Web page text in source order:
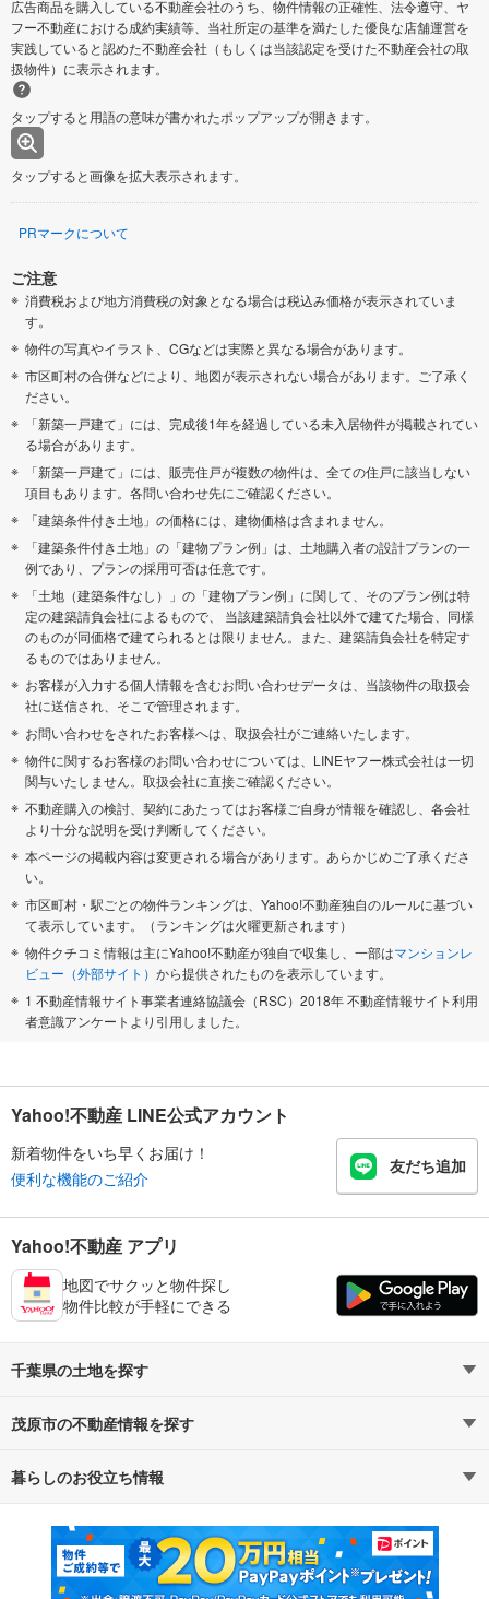
広告商品を購入している不動産会社のうち、物件情報の正確性、法令遵守、ヤ
フー不動産における成約実績等、当社所定の基準を満たした優良な店舗運営を
実践していると認めた不動産会社（もしくは当該認定を受けた不動産会社の取
扱物件）に表示されます。
タップすると用語の意味が書かれたポップアップが開きます。
タップすると画像を拡大表示されます。
PRマークについて
ご注意
消費税および地方消費税の対象となる場合は税込み価格が表示されていま
す。
物件の写真やイラスト、CGなどは実際と異なる場合があります。
市区町村の合併などにより、地図が表示されない場合があります。ご了承く
ださい。
「新築一戸建て」には、完成後1年を経過している未入居物件が掲載されてい
る場合があります。
「新築一戸建て」には、販売住戸が複数の物件は、全ての住戸に該当しない
項目もあります。各問い合わせ先にご確認ください。
「建築条件付き土地」の価格には、建物価格は含まれません。
「建築条件付き土地」の「建物プラン例」は、土地購入者の設計プランの一
例であり、プランの採用可否は任意です。
「土地（建築条件なし）」の「建物プラン例」に関して、そのプラン例は特
定の建築請負会社によるもので、 当該建築請負会社以外で建てた場合、同様
のものが同価格で建てられるとは限りません。また、建築請負会社を特定す
るものではありません。
お客様が入力する個人情報を含むお問い合わせデータは、当該物件の取扱会
社に送信され、そこで管理されます。
お問い合わせをされたお客様へは、取扱会社がご連絡いたします。
物件に関するお客様のお問い合わせについては、LINEヤフー株式会社は一切
関与いたしません。取扱会社に直接ご確認ください。
不動産購入の検討、契約にあたってはお客様ご自身が情報を確認し、各会社
より十分な説明を受け判断してください。
本ページの掲載内容は変更される場合があります。あらかじめご了承くださ
い。
市区町村・駅ごとの物件ランキングは、Yahoo!不動産独自のルールに基づい
て表示しています。（ランキングは火曜更新されます）
物件クチコミ情報は主にYahoo!不動産が独自で収集し、一部はマンションレ
ビュー（外部サイト） から提供されたものを表示しています。
1 不動産情報サイト事業者連絡協議会（RSC）2018年 不動産情報サイト利用
者意識アンケートより引用しました。
Yahoo!不動産 LINE公式アカウント
新着物件をいち早くお届け！
便利な機能のご紹介
友だち追加
Yahoo!不動産 アプリ
地図でサクッと物件探し
物件比較が手軽にできる
千葉県の土地を探す
路線・駅から探す
通勤・通学時間から探す
茂原市の不動産情報を探す
不動産・住宅
新築マンション 中古マンション
新築一戸建て 中古一戸建て
暮らしのお役立ち情報
マンションカタログ 教えて！住まいの先生